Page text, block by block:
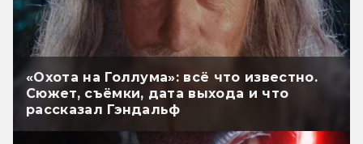
«Охота на Голлума»: всё что известно.
Сюжет, съёмки, дата выхода и что
рассказал Гэндальф